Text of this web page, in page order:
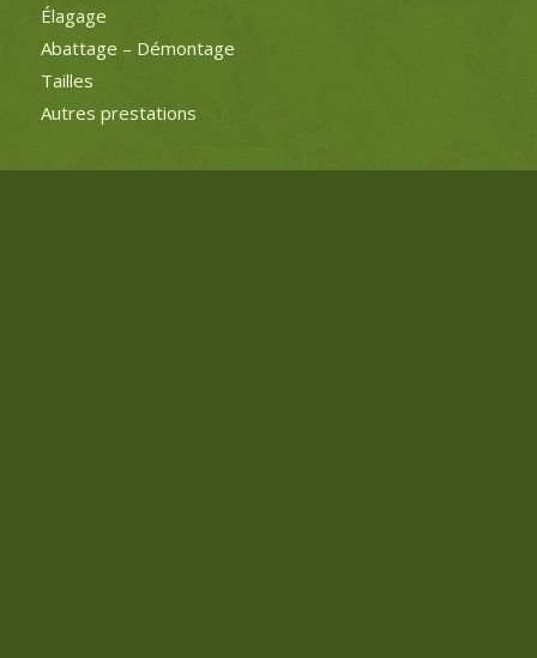
Élagage
Abattage – Démontage
Tailles
Autres prestations